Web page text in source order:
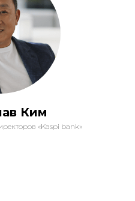
Ким
«Kaspi bank»